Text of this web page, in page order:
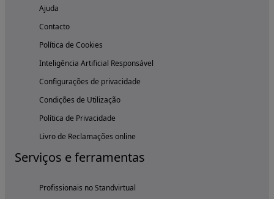
Ajuda
Contacto
Política de Cookies
Inteligência Artificial Responsável
Configurações de privacidade
Condições de Utilização
Política de Privacidade
Livro de Reclamações online
Serviços e ferramentas
Profissionais no Standvirtual